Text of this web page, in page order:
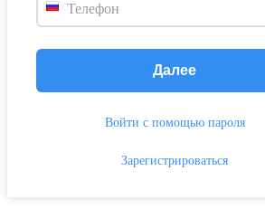
Телефон
Далее
Войти с помощью пароля
Зарегистрироваться